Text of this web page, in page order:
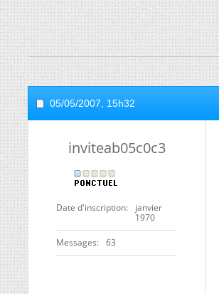
05/05/2007, 15h32
inviteab05c0c3
Date d'inscription
janvier
1970
Messages 63